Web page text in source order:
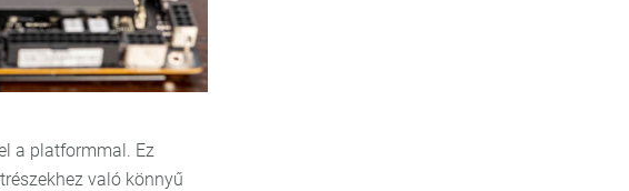
a platformmal. Ez
való könnyű